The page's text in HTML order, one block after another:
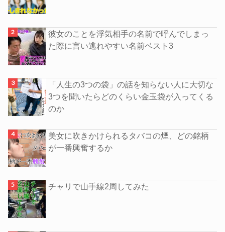
彼女のことを浮気相手の名前で呼んでしまっ
た際に言い逃れやすい名前ベスト3
「人生の3つの袋」の話を知らない人に大切な
3つを聞いたらどのくらい金玉袋が入ってくる
のか
美女に吹きかけられるタバコの煙、どの銘柄
が一番興奮するか
チャリで山手線2周してみた